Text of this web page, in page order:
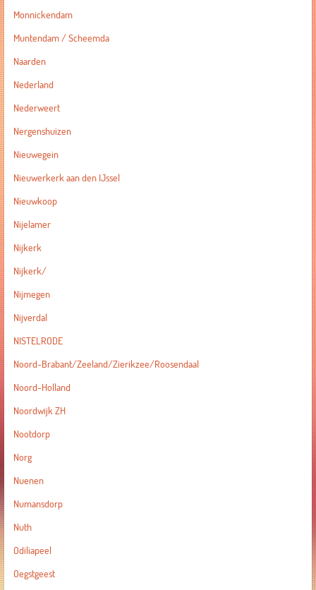
Monnickendam
Muntendam / Scheemda
Naarden
Nederland
Nederweert
Nergenshuizen
Nieuwegein
Nieuwerkerk aan den IJssel
Nieuwkoop
Nijelamer
Nijkerk
Nijkerk/
Nijmegen
Nijverdal
NISTELRODE
Noord-Brabant/Zeeland/Zierikzee/Roosendaal
Noord-Holland
Noordwijk ZH
Nootdorp
Norg
Nuenen
Numansdorp
Nuth
Odiliapeel
Oegstgeest